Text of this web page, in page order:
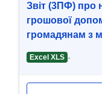
Звіт (3ПФ) про
грошової
громадянам з
Excel XLS -